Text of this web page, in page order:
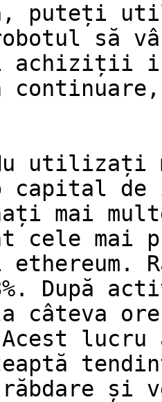
puteți
să
achiziții
utilizați
capital
mai
cele
După
câteva
lucru
și